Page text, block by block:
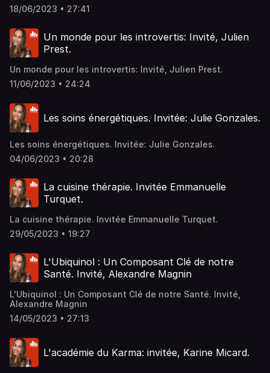
18/06/2023 • 27:41
Un monde pour les introvertis: Invité, Julien
Prest.
Un monde pour les introvertis: Invité, Julien Prest.
11/06/2023 • 24:24
Les soins énergétiques. Invitée: Julie Gonzales.
Les soins énergétiques. Invitée: Julie Gonzales.
04/06/2023 • 20:28
La cuisine thérapie. Invitée Emmanuelle
Turquet.
La cuisine thérapie. Invitée Emmanuelle Turquet.
29/05/2023 • 19:27
L'Ubiquinol : Un Composant Clé de notre
Santé. Invité, Alexandre Magnin
L'Ubiquinol : Un Composant Clé de notre Santé. Invité,
Alexandre Magnin
14/05/2023 • 27:13
L'académie du Karma: invitée, Karine Micard.